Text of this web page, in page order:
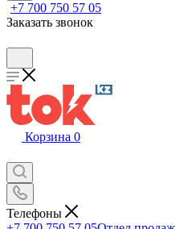
+7 700 750 57 05
Заказать звонок
Корзина 0
Телефоны